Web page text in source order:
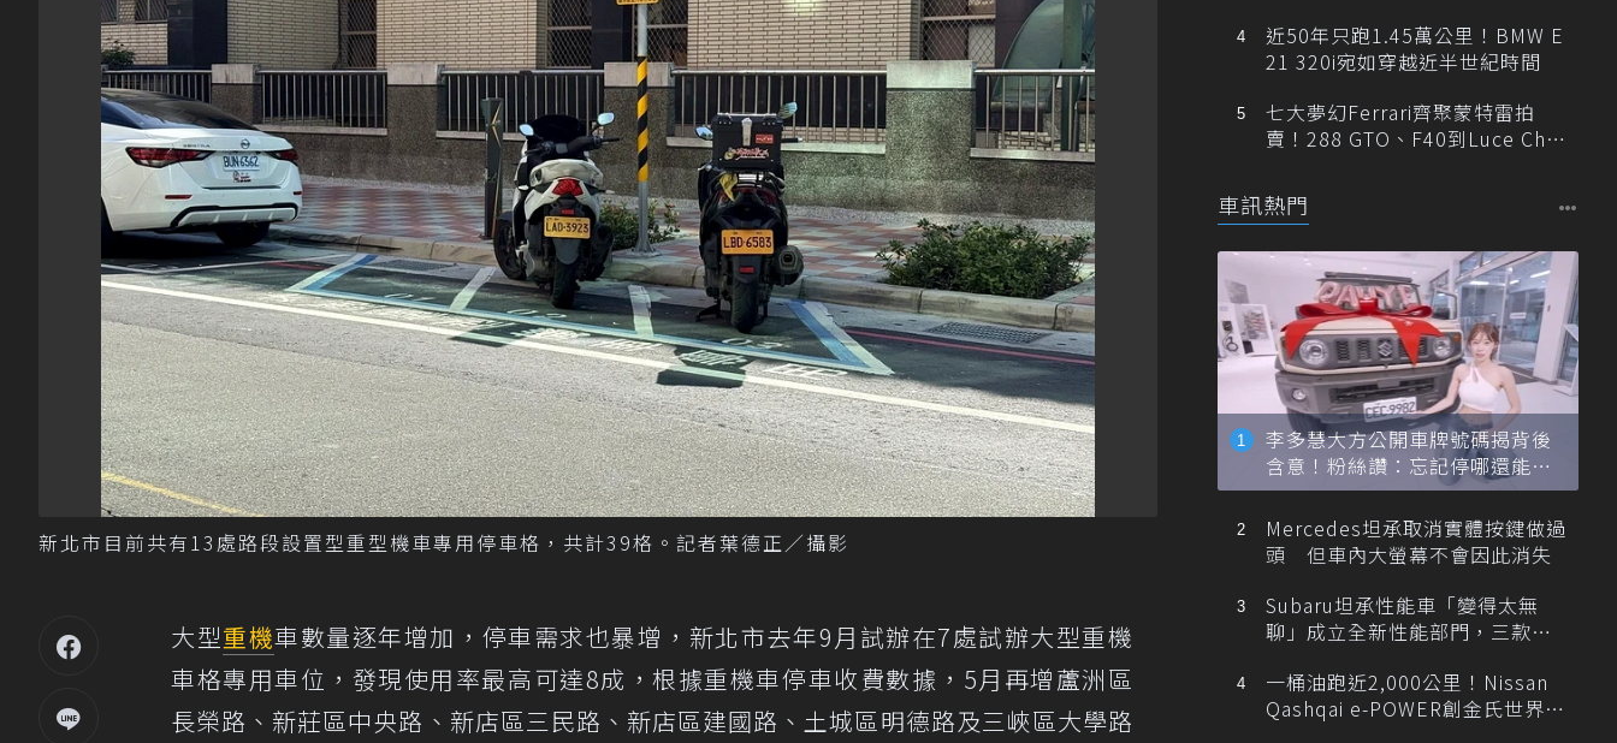
新北市目前共有13處路段設置型重型機車專用停車格，共計39格。記者葉德正／攝影
大型重機車數量逐年增加，停車需求也暴增，新北市去年9月試辦在7處試辦大型重機
車格專用車位，發現使用率最高可達8成，根據重機車停車收費數據，5月再增蘆洲區
長榮路、新莊區中央路、新店區三民路、新店區建國路、土城區明德路及三峽區大學路
近50年只跑1.45萬公里！BMW E
21 320i宛如穿越近半世紀時間
七大夢幻Ferrari齊聚蒙特雷拍
賣！288 GTO、F40到Luce Cha
車訊熱門
李多慧大方公開車牌號碼揭背後
含意！粉絲讚：忘記停哪還能幫
忙找車
Mercedes坦承取消實體按鍵做過
頭 但車內大螢幕不會因此消失
Subaru坦承性能車「變得太無
聊」成立全新性能部門，三款手
一桶油跑近2,000公里！Nissan
Qashqai e-POWER創金氏世界紀